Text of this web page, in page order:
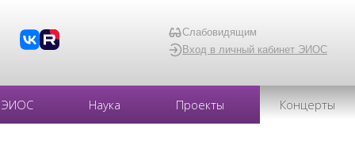
Слабовидящим
Вход в личный кабинет ЭИОС
ЭИОС Наука Проекты Концерты